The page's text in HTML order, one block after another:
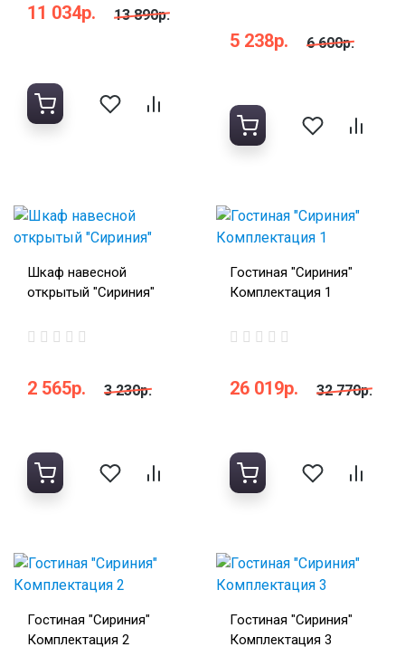
11 034р. 13 890р.
5 238р. 6 600р.
Шкаф навесной
открытый "Сириния"
2 565р. 3 230р.
Гостиная "Сириния"
Комплектация 1
26 019р. 32 770р.
Гостиная "Сириния"
Комплектация 2
Гостиная "Сириния"
Комплектация 3